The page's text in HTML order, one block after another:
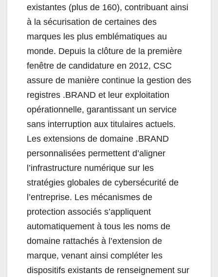
existantes (plus de 160), contribuant ainsi
à la sécurisation de certaines des
marques les plus emblématiques au
monde. Depuis la clôture de la première
fenêtre de candidature en 2012, CSC
assure de manière continue la gestion des
registres .BRAND et leur exploitation
opérationnelle, garantissant un service
sans interruption aux titulaires actuels.
Les extensions de domaine .BRAND
personnalisées permettent d’aligner
l’infrastructure numérique sur les
stratégies globales de cybersécurité de
l’entreprise. Les mécanismes de
protection associés s’appliquent
automatiquement à tous les noms de
domaine rattachés à l’extension de
marque, venant ainsi compléter les
dispositifs existants de renseignement sur